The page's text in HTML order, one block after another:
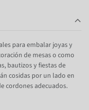
para embalar joyas y
de mesas o como
bautizos y fiestas de
cosidas por un lado en
cordones adecuados.